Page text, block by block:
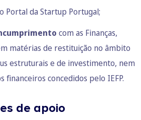
Portal da Startup Portugal;
com as Finanças,
matérias de restituição no âmbito
estruturais e de investimento, nem
financeiros concedidos pelo IEFP.
de apoio